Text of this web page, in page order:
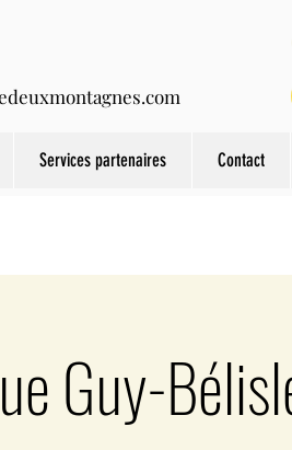
Services partenaires Contact
Guy-